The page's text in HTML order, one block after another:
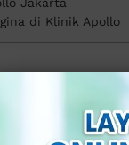
Jakarta
di Klinik Apollo